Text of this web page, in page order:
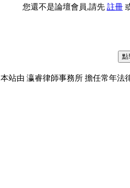
您還不是論壇會員,請先 註冊
本站由 瀛睿律師事務所 擔任常年法